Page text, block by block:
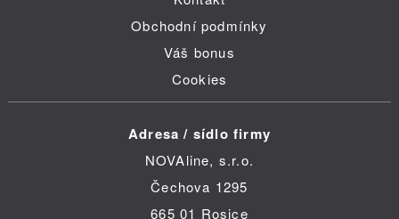
Obchodní podmínky
Váš bonus
Cookies
Adresa / sídlo firmy
NOVAline, s.r.o.
Čechova 1295
665 01 Rosice